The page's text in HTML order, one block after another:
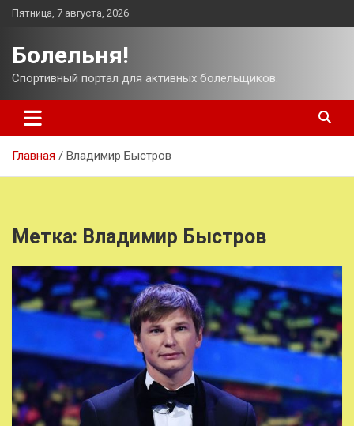
Перейти
Пятница, 7 августа, 2026
Болельня!
Спортивный портал для активных болельщиков.
Главная Владимир Быстров
Метка: Владимир Быстров